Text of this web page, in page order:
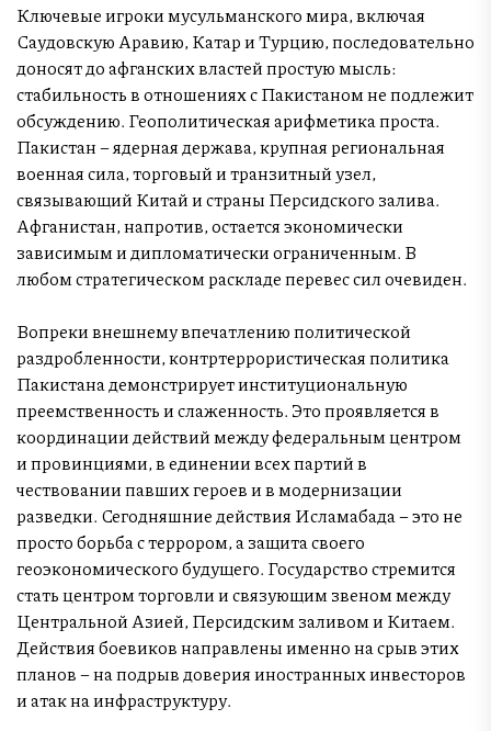
Ключевые игроки мусульманского мира, включая
Саудовскую Аравию, Катар и Турцию, последовательно
доносят до афганских властей простую мысль:
стабильность в отношениях с Пакистаном не подлежит
обсуждению. Геополитическая арифметика проста.
Пакистан – ядерная держава, крупная региональная
военная сила, торговый и транзитный узел,
связывающий Китай и страны Персидского залива.
Афганистан, напротив, остается экономически
зависимым и дипломатически ограниченным. В
любом стратегическом раскладе перевес сил очевиден.
Вопреки внешнему впечатлению политической
раздробленности, контртеррористическая политика
Пакистана демонстрирует институциональную
преемственность и слаженность. Это проявляется в
координации действий между федеральным центром
и провинциями, в единении всех партий в
чествовании павших героев и в модернизации
разведки. Сегодняшние действия Исламабада – это не
просто борьба с террором, а защита своего
геоэкономического будущего. Государство стремится
стать центром торговли и связующим звеном между
Центральной Азией, Персидским заливом и Китаем.
Действия боевиков направлены именно на срыв этих
планов – на подрыв доверия иностранных инвесторов
и атак на инфраструктуру.